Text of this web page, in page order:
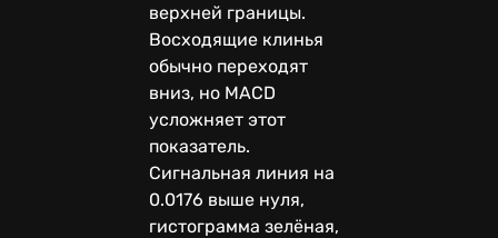
верхней границы.
Восходящие клинья
обычно переходят
вниз, но MACD
усложняет этот
показатель.
Сигнальная линия на
0.0176 выше нуля,
гистограмма зелёная,